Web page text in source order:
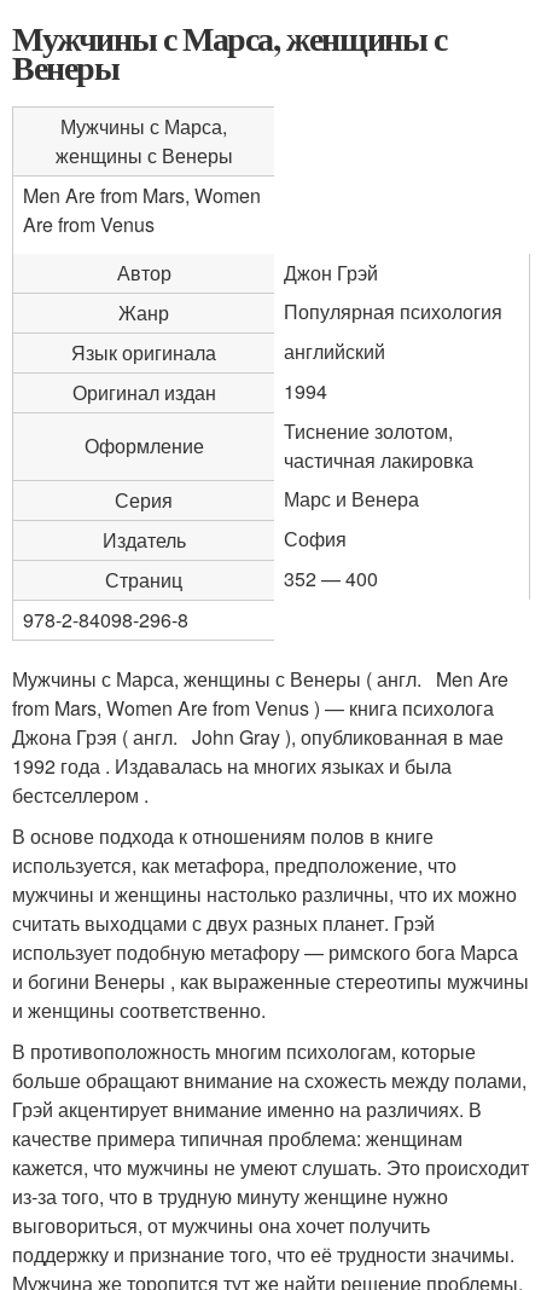
Мужчины с Марса, женщины с
Венеры
Мужчины с Марса,
женщины с Венеры
Men Are from Mars, Women
Are from Venus
Автор
Джон Грэй
Жанр
Популярная психология
Язык оригинала
английский
Оригинал издан
1994
Оформление
Тиснение золотом,
частичная лакировка
Серия
Марс и Венера
Издатель
София
Страниц
352 — 400
978-2-84098-296-8
Мужчины с Марса, женщины с Венеры ( англ. Men Are
from Mars, Women Are from Venus ) — книга психолога
Джона Грэя ( англ. John Gray ), опубликованная в мае
1992 года . Издавалась на многих языках и была
бестселлером .
В основе подхода к отношениям полов в книге
используется, как метафора, предположение, что
мужчины и женщины настолько различны, что их можно
считать выходцами с двух разных планет. Грэй
использует подобную метафору — римского бога Марса
и богини Венеры , как выраженные стереотипы мужчины
и женщины соответственно.
В противоположность многим психологам, которые
больше обращают внимание на схожесть между полами,
Грэй акцентирует внимание именно на различиях. В
качестве примера типичная проблема: женщинам
кажется, что мужчины не умеют слушать. Это происходит
из-за того, что в трудную минуту женщине нужно
выговориться, от мужчины она хочет получить
поддержку и признание того, что её трудности значимы.
Мужчина же торопится тут же найти решение проблемы,